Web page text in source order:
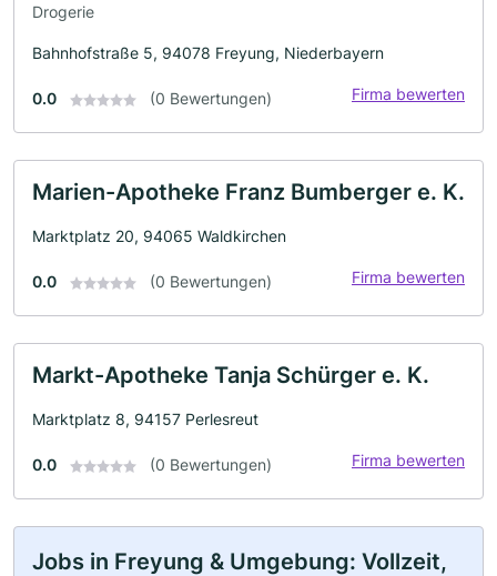
Drogerie
Bahnhofstraße 5, 94078 Freyung, Niederbayern
0.0 (0 Bewertungen) Firma bewerten
Marien-Apotheke Franz Bumberger e. K.
Marktplatz 20, 94065 Waldkirchen
0.0 (0 Bewertungen) Firma bewerten
Markt-Apotheke Tanja Schürger e. K.
Marktplatz 8, 94157 Perlesreut
0.0 (0 Bewertungen) Firma bewerten
Jobs in Freyung & Umgebung: Vollzeit,